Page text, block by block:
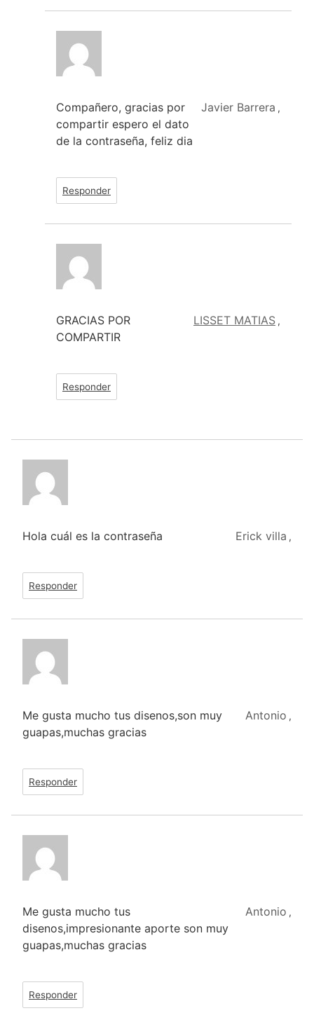
Javier Barrera ,
Compañero, gracias por
compartir espero el dato
de la contraseña, feliz dia
Responder
LISSET MATIAS ,
GRACIAS POR
COMPARTIR
Responder
Erick villa ,
Hola cuál es la contraseña
Responder
Antonio ,
Me gusta mucho tus disenos,son muy
guapas,muchas gracias
Responder
Antonio ,
Me gusta mucho tus
disenos,impresionante aporte son muy
guapas,muchas gracias
Responder